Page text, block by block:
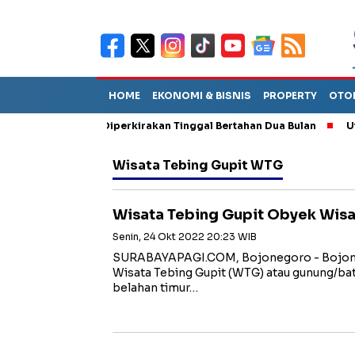
HOME EKONOMI & BISNIS PROPERTY
Sebut TPA Diperkirakan Tinggal Bertahan Dua Bulan Utang
Wisata Tebing Gupit WTG
Wisata Tebing Gupit Obyek
Senin, 24 Okt 2022 20:23 WIB
SURABAYAPAGI.COM, Bojonegoro -
Wisata Tebing Gupit (WTG) atau gunung/
belahan timur…